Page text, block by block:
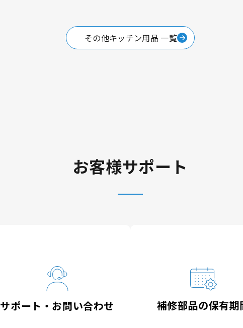
その他キッチン用品 一覧
お客様サポート
サポート・お問い合わせ 補修部品の保有期